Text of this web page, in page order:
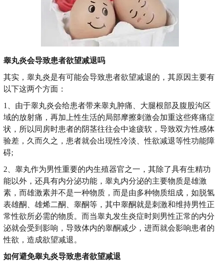
睾丸炎会导致患者欲望减退吗
其实，睾丸炎是有可能会导致患者欲望减退的，其原因主要有
以下这两个方面：
1、由于睾丸炎会给患者带来睾丸肿痛、大腿根部及腹股沟区
域的放射痛，再加上性生活的局部摩擦刺激会加重这些疼痛症
状，所以同房时患者的阴茎往往会中途疲软，导致双方性感体
验差，久而久之，患者就会出现性冷淡、性欲减退等性功能障
碍;
2、睾丸作为男性重要的内生殖器官之一，其除了具有生精功
能以外，还具有内分泌功能，睾丸内分泌的主要物质是雄激
素，而雄激素并不是一种物质，而是由多种物质组成，如脱氢
表雄酮、雄烯二酮、睾酮等，其中睾酮就是刺激和维持男性正
常性欲所必需的物质。而当睾丸发生炎症时则男性正常的内分
泌就会受到影响，导致体内的睾酮减少，进而就会影响患者的
性欲，造成欲望减退。
如何避免睾丸炎导致患者欲望减退